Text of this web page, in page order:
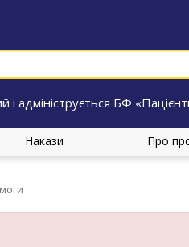
і адмініструється БФ
Накази Про